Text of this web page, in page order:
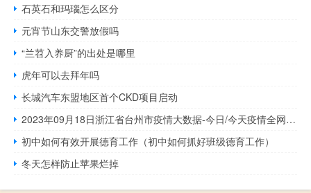
石英石和玛瑙怎么区分
元宵节山东交警放假吗
“兰苕入养厨”的出处是哪里
虎年可以去拜年吗
长城汽车东盟地区首个CKD项目启动
2023年09月18日浙江省台州市疫情大数据-今日/今天疫情全网搜索最新实时消息动态情况通知播报
初中如何有效开展德育工作（初中如何抓好班级德育工作）
冬天怎样防止苹果烂掉